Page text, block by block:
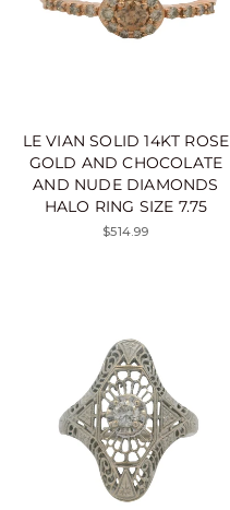
LE VIAN SOLID 14KT ROSE
GOLD AND CHOCOLATE
AND NUDE DIAMONDS
HALO RING SIZE 7.75
$514.99